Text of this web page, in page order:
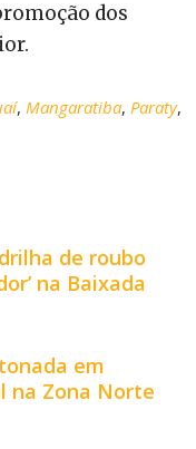
dos
, Mangaratiba, Paraty,
de roubo
na Baixada
em
na Zona Norte